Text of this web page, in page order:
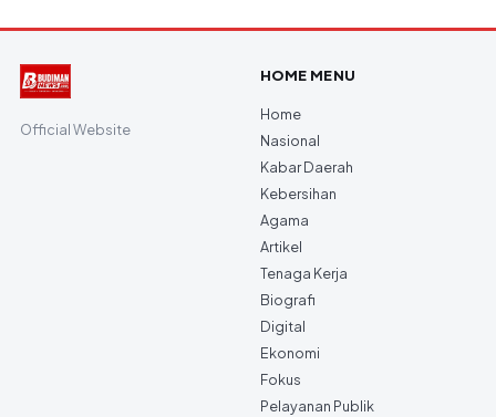
Official Website
HOME MENU
Home
Nasional
Kabar Daerah
Kebersihan
Agama
Artikel
Tenaga Kerja
Biografi
Digital
Ekonomi
Fokus
Pelayanan Publik